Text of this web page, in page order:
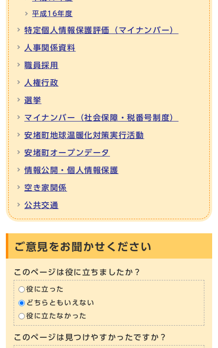
平成16年度
特定個人情報保護評価（マイナンバー）
人事関係資料
職員採用
人権行政
選挙
マイナンバー（社会保障・税番号制度）
安堵町地球温暖化対策実行活動
安堵町オープンデータ
情報公開・個人情報保護
空き家関係
公共交通
ご意見をお聞かせください
このページは役に立ちましたか？
役に立った
どちらともいえない
役に立たなかった
このページは見つけやすかったですか？